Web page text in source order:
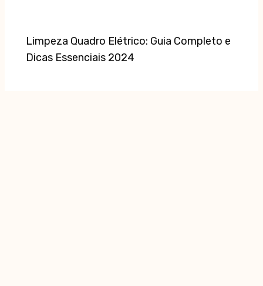
Limpeza Quadro Elétrico: Guia Completo e
Dicas Essenciais 2024